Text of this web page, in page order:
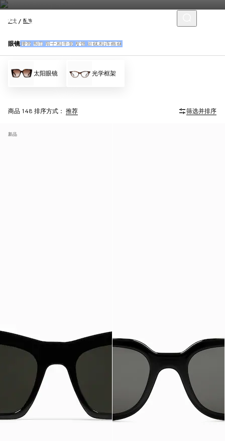
女士 配饰
眼镜 腰带 围巾 帽子和手套 发饰 短袜和连裤袜
太阳眼镜 光学框架
商品 148 排序方式： 推荐 筛选并排序
新品